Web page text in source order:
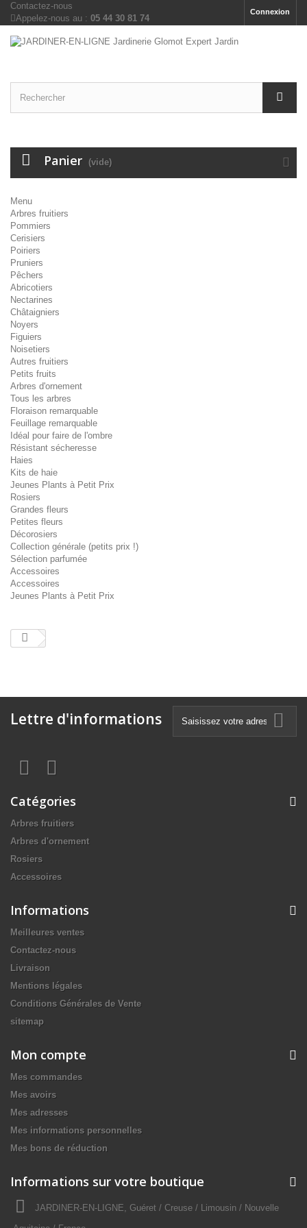
Connexion
Contactez-nous
Appelez-nous au : 05 44 30 81 74
Panier (vide)
Menu
Arbres fruitiers
Pommiers
Cerisiers
Poiriers
Pruniers
Pêchers
Abricotiers
Nectarines
Châtaigniers
Noyers
Figuiers
Noisetiers
Autres fruitiers
Petits fruits
Arbres d'ornement
Tous les arbres
Floraison remarquable
Feuillage remarquable
Idéal pour faire de l'ombre
Résistant sécheresse
Haies
Kits de haie
Jeunes Plants à Petit Prix
Rosiers
Grandes fleurs
Petites fleurs
Décorosiers
Collection générale (petits prix !)
Sélection parfumée
Accessoires
Accessoires
Jeunes Plants à Petit Prix
Lettre d'informations
Catégories
Arbres fruitiers
Arbres d'ornement
Rosiers
Accessoires
Informations
Meilleures ventes
Contactez-nous
Livraison
Mentions légales
Conditions Générales de Vente
sitemap
Mon compte
Mes commandes
Mes avoirs
Mes adresses
Mes informations personnelles
Mes bons de réduction
Informations sur votre boutique
JARDINER-EN-LIGNE, Guéret / Creuse / Limousin / Nouvelle